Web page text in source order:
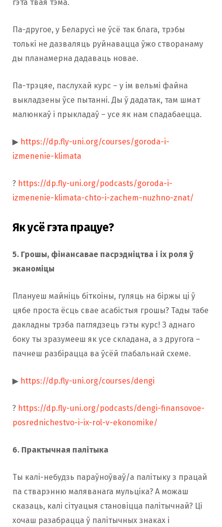
гэта твая тэма.
Па-другое, у Беларусі не ўсё так блага, трэбы
толькі не дазваляць руйнавацца ўжо створанаму
ды планамерна дадаваць новае.
Па-трэцяе, паслухай курс – у ім вельмі файна
выкладзены ўсе пытанні. Ды ў дадатак, там шмат
малюнкаў і прыкладаў – усе як нам спадабаецца.
▶ https://dp.fly-uni.org/courses/goroda-i-
izmenenie-klimata
? https://dp.fly-uni.org/podcasts/goroda-i-
izmenenie-klimata-chto-i-zachem-nuzhno-znat/
Як усё гэта працуе?
5. Грошы, фінансавае пасрэдніцтва і іх роля ў
эканоміцы
Плануеш майніць біткоіны, гуляць на біржы ці ў
цябе проста ёсць свае асабістыя грошы? Тады табе
дакладны трэба паглядзець гэты курс! З аднаго
боку ты зразумееш як усе складана, а з другога –
пачнеш разбірацца ва ўсёй глабальнай схеме.
▶ https://dp.fly-uni.org/courses/dengi
? https://dp.fly-uni.org/podcasts/dengi-finansovoe-
posrednichestvo-i-ix-rol-v-ekonomike/
6. Практычная палітыка
Ты калі-небудзь параўноўваў/а палітыку з працай
па стварэнню маляванага мульціка? А можаш
сказаць, калі сітуацыя становіцца палітычнай? Ці
хочаш разабрацца ў палітычных знаках і